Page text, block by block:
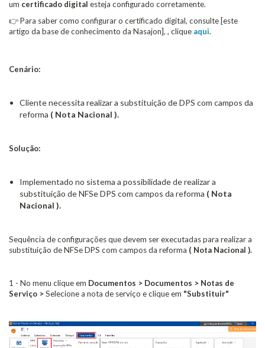
um certificado digital esteja configurado corretamente.
👉 Para saber como configurar o certificado digital, consulte [este
artigo da base de conhecimento da Nasajon], , clique aqui.
Cenário:
Cliente necessita realizar a substituição de DPS com campos da
reforma ( Nota Nacional ).
Solução:
Implementado no sistema a possibilidade de realizar a
substituição de NFSe DPS com campos da reforma ( Nota
Nacional ).
Sequência de configurações que devem ser executadas para realizar a
substituição de NFSe DPS com campos da reforma ( Nota Nacional ).
1 - No menu clique em Documentos > Documentos > Notas de
Serviço >Selecione a nota de serviço e clique em "Substituir"